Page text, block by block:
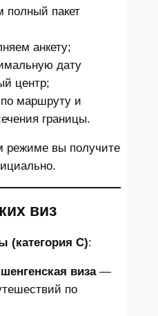
полный пакет
анкету;
дату
центр;
маршруту и
границы.
режиме вы получите
виз
(категория C):
виза—
по